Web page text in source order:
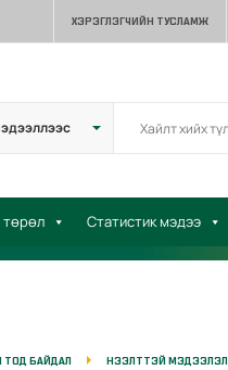
ХЭРЭГЛЭГЧИЙН ТУСЛАМЖ
төрөл Статистик мэдээ
ТОД БАЙДАЛ НЭЭЛТТЭЙ МЭДЭЭЛЭЛ